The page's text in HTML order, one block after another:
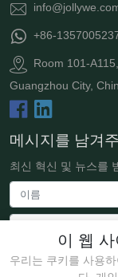
이 웹
우리는 쿠키를 사용
+86-
Room 101-
Guangzhou City,
메시지를 남겨
최신 혁신 및 뉴스를